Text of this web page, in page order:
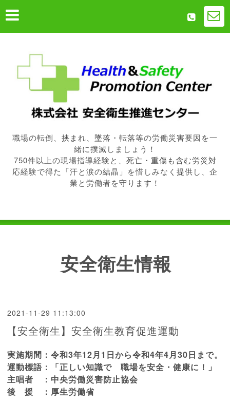
職場の転倒、挟まれ、墜落・転落等の労働災害要因を一
緒に撲滅しましょう！
750件以上の現場指導経験と、死亡・重傷も含む労災対
応経験で得た「汗と涙の結晶」を惜しみなく提供し、企
業と労働者を守ります！
安全衛生情報
2021-11-29 11:13:00
【安全衛生】安全衛生教育促進運動
実施期間：令和3年12月1日から令和4年4月30日まで。
運動標語：
「正しい知識で 職場を安全・健康に！」
主唱者 ： 中央労働災害防止協会
後 援 ： 厚生労働省